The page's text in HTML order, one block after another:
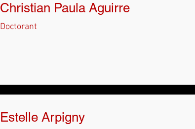
Christian Paula Aguirre
Doctorant
Estelle Arpigny